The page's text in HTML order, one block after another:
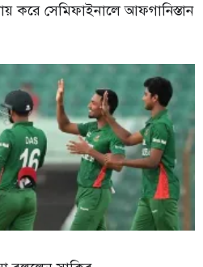
করে সেমিফাইনালে আফগানিস্তান